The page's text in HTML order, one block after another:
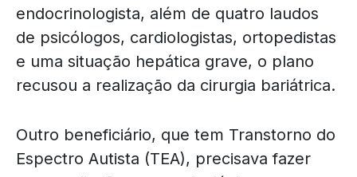
endocrinologista, além de quatro laudos
de psicólogos, cardiologistas, ortopedistas
e uma situação hepática grave, o plano
recusou a realização da cirurgia bariátrica.
Outro beneficiário, que tem Transtorno do
Espectro Autista (TEA), precisava fazer